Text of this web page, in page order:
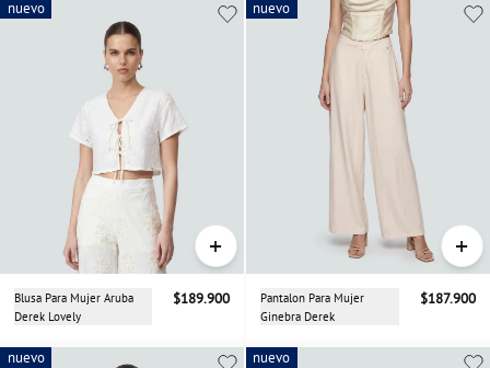
nuevo nuevo
+
Blusa Para Mujer Aruba
Derek Lovely
$189.900
nuevo
+
Pantalon Para Mujer
Ginebra Derek
$187.900
nuevo nuevo
nuevo